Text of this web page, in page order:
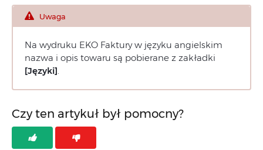
Uwaga
Na wydruku EKO Faktury w języku angielskim
nazwa i opis towaru są pobierane z zakładki
[Języki].
Czy ten artykuł był pomocny?